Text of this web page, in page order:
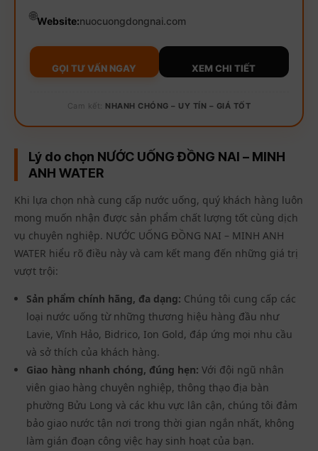
🌐Website:nuocuongdongnai.com
GỌI TƯ VẤN NGAY XEM CHI TIẾT
Cam kết: NHANH CHÓNG – UY TÍN – GIÁ TỐT
Lý do chọn NƯỚC UỐNG ĐỒNG NAI – MINH
ANH WATER
Khi lựa chọn nhà cung cấp nước uống, quý khách hàng luôn
mong muốn nhận được sản phẩm chất lượng tốt cùng dịch
vụ chuyên nghiệp. NƯỚC UỐNG ĐỒNG NAI – MINH ANH
WATER hiểu rõ điều này và cam kết mang đến những giá trị
vượt trội:
Sản phẩm chính hãng, đa dạng: Chúng tôi cung cấp các
loại nước uống từ những thương hiệu hàng đầu như
Lavie, Vĩnh Hảo, Bidrico, Ion Gold, đáp ứng mọi nhu cầu
và sở thích của khách hàng.
Giao hàng nhanh chóng, đúng hẹn: Với đội ngũ nhân
viên giao hàng chuyên nghiệp, thông thạo địa bàn
phường Bửu Long và các khu vực lân cận, chúng tôi đảm
bảo giao nước tận nơi trong thời gian ngắn nhất, không
làm gián đoạn công việc hay sinh hoạt của bạn.